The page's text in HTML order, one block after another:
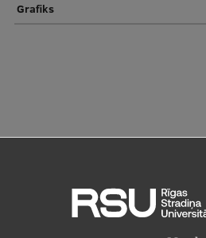
Vertikāli integrētie projekti
Starptautiskā sadarbība
Mobilitātes programmas
Grafiks